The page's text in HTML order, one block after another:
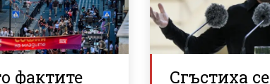
фактите
Сгъстиха се